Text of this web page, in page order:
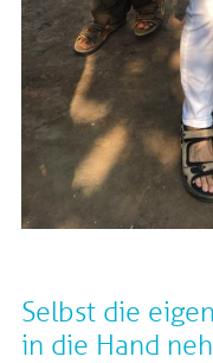
Selbst die
in die Hand